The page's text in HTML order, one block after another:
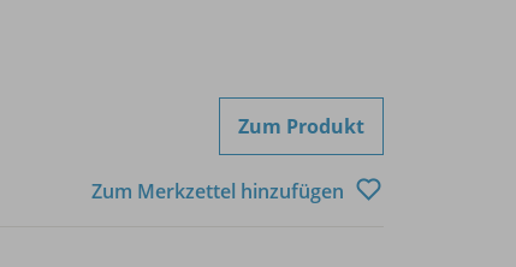
Zum Produkt
Zum Merkzettel hinzufügen